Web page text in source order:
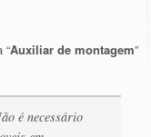
“Auxiliar de montagem”
é necessário